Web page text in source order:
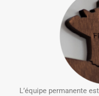
L’équipe permanente